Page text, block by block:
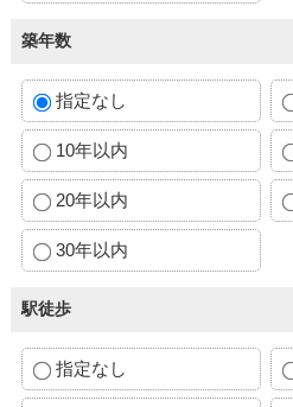
築年数
指定なし
10年以内
20年以内
30年以内
駅徒歩
指定なし